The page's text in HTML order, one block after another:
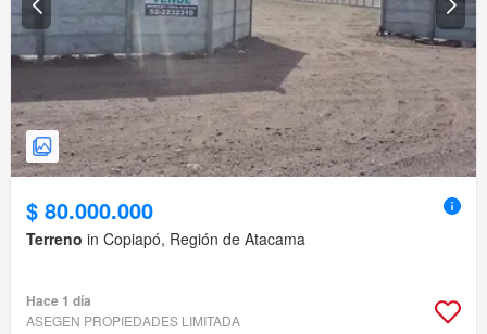
$ 80.000.000
Terreno in Copiapó, Región de Atacama
Hace 1 día
ASEGEN PROPIEDADES LIMITADA